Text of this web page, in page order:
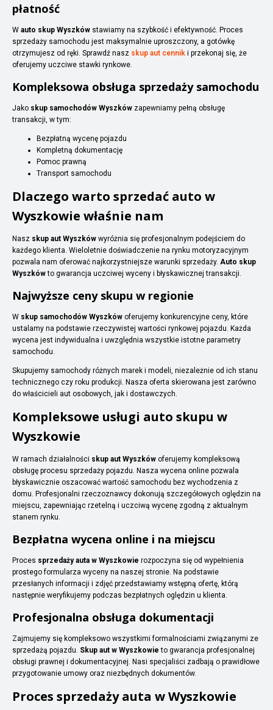
płatność
W auto skup Wyszków stawiamy na szybkość i efektywność. Proces
sprzedaży samochodu jest maksymalnie uproszczony, a gotówkę
otrzymujesz od ręki. Sprawdź nasz skup aut cennik i przekonaj się, że
oferujemy uczciwe stawki rynkowe.
Kompleksowa obsługa sprzedaży samochodu
Jako skup samochodów Wyszków zapewniamy pełną obsługę
transakcji, w tym:
Bezpłatną wycenę pojazdu
Kompletną dokumentację
Pomoc prawną
Transport samochodu
Dlaczego warto sprzedać auto w
Wyszkowie właśnie nam
Nasz skup aut Wyszków wyróżnia się profesjonalnym podejściem do
każdego klienta. Wieloletnie doświadczenie na rynku motoryzacyjnym
pozwala nam oferować najkorzystniejsze warunki sprzedaży. Auto skup
Wyszkówto gwarancja uczciwej wyceny i błyskawicznej transakcji.
Najwyższe ceny skupu w regionie
W skup samochodów Wyszków oferujemy konkurencyjne ceny, które
ustalamy na podstawie rzeczywistej wartości rynkowej pojazdu. Każda
wycena jest indywidualna i uwzględnia wszystkie istotne parametry
samochodu.
Skupujemy samochody różnych marek i modeli, niezależnie od ich stanu
technicznego czy roku produkcji. Nasza oferta skierowana jest zarówno
do właścicieli aut osobowych, jak i dostawczych.
Kompleksowe usługi auto skupu w
Wyszkowie
W ramach działalności skup aut Wyszków oferujemy kompleksową
obsługę procesu sprzedaży pojazdu. Nasza wycena online pozwala
błyskawicznie oszacować wartość samochodu bez wychodzenia z
domu. Profesjonalni rzeczoznawcy dokonują szczegółowych oględzin na
miejscu, zapewniając rzetelną i uczciwą wycenę zgodną z aktualnym
stanem rynku.
Bezpłatna wycena online i na miejscu
Proces sprzedaży auta w Wyszkowie rozpoczyna się od wypełnienia
prostego formularza wyceny na naszej stronie. Na podstawie
przesłanych informacji i zdjęć przedstawiamy wstępną ofertę, którą
następnie weryfikujemy podczas bezpłatnych oględzin u klienta.
Profesjonalna obsługa dokumentacji
Zajmujemy się kompleksowo wszystkimi formalnościami związanymi ze
sprzedażą pojazdu. Skup aut w Wyszkowie to gwarancja profesjonalnej
obsługi prawnej i dokumentacyjnej. Nasi specjaliści zadbają o prawidłowe
przygotowanie umowy oraz niezbędnych dokumentów.
Proces sprzedaży auta w Wyszkowie